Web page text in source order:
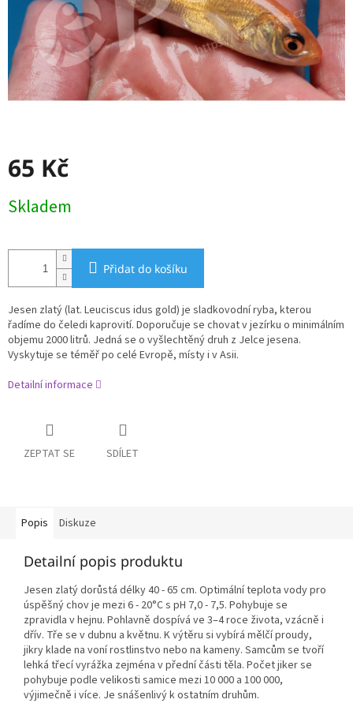
65 Kč
cena:
Skladem
Přidat do košíku
Jesen zlatý (lat. Leuciscus idus gold) je sladkovodní ryba, kterou
řadíme do čeledi kaprovití. Doporučuje se chovat v jezírku o minimálním
objemu 2000 litrů. Jedná se o vyšlechtěný druh z Jelce jesena.
Vyskytuje se téměř po celé Evropě, místy i v Asii.
Detailní informace
ZEPTAT SE SDÍLET
Popis Diskuze
Detailní popis produktu
Jesen zlatý dorůstá délky 40 - 65 cm. Optimální teplota vody pro
úspěšný chov je mezi 6 - 20°C s pH 7,0 - 7,5. Pohybuje se
zpravidla v hejnu. Pohlavně dospívá ve 3–4 roce života, vzácně i
dřív. Tře se v dubnu a květnu. K výtěru si vybírá mělčí proudy,
jikry klade na voní rostlinstvo nebo na kameny. Samcům se tvoří
lehká třecí vyrážka zejména v přední části těla. Počet jiker se
pohybuje podle velikosti samice mezi 10 000 a 100 000,
výjimečně i více. Je snášenlivý k ostatním druhům.